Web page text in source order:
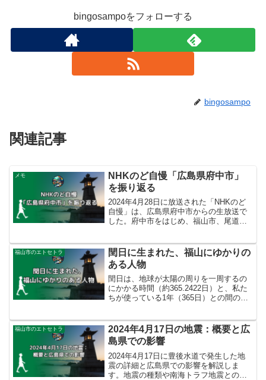
bingosampoをフォローする
bingosampo
関連記事
メモ
NHKのど自慢「広島県府中市」
を振り返る
2024年4月28日に放送された「NHKのど
自慢」は、広島県府中市からの生放送で
した。府中市をはじめ、福山市、尾道
府中市でNHKのど自慢が開催されること
になったのか、出場者20組の披露やイン
タビューの様子、SNSやYouTubeでの活
動をご紹介します。
福山市のエトセトラ
閏日に生まれた、福山にゆかりの
ある人物
閏日は、地球が太陽の周りを一周するの
にかかる時間（約365.2422日）と、私た
ちが使っている1年（365日）との間のズ
月に1日（2月29日）を追加します。これ
により、季節とカレンダーのズレを防い
でいます。今回は閏日に生まれた、福山
にゆかりのある人物を紹介します。
福山市のエトセトラ
2024年4月17日の地震：概要と広
島県での影響
2024年4月17日に豊後水道で発生した地
震の詳細と広島県での影響を解説しま
す。地震の種類や南海トラフ地震との関